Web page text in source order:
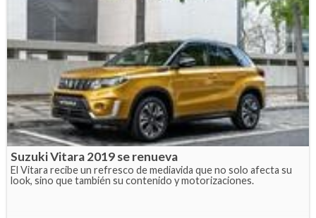
Suzuki Vitara 2019 se renueva
El Vitara recibe un refresco de mediavida que no solo afecta su
look, sino que también su contenido y motorizaciones.